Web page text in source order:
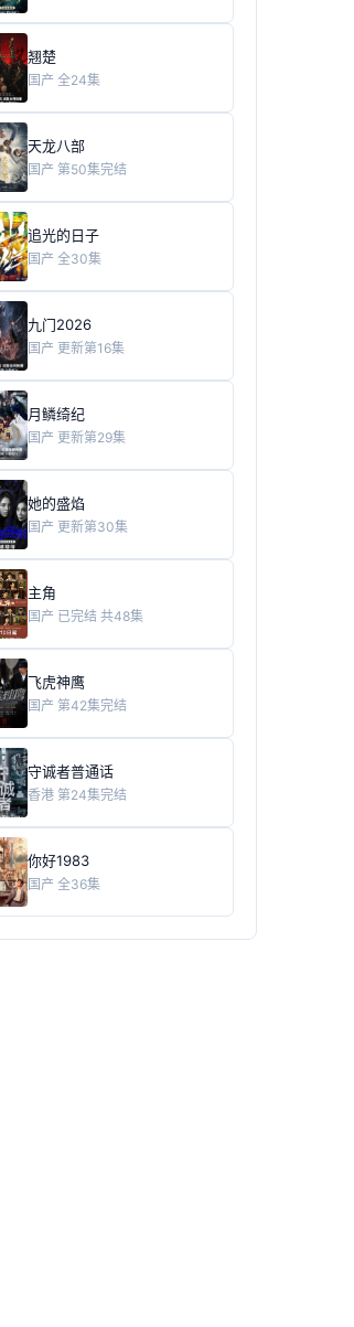
翘楚
国产 全24集
天龙八部
国产 第50集完结
追光的日子
国产 全30集
九门2026
国产 更新第16集
月鳞绮纪
国产 更新第29集
她的盛焰
国产 更新第30集
主角
国产 已完结 共48集
飞虎神鹰
国产 第42集完结
守诚者普通话
香港 第24集完结
你好1983
国产 全36集